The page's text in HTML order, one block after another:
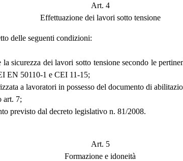
Art. 4
Effettuazione dei lavori sotto tensione
delle seguenti condizioni:
sicurezza dei lavori sotto tensione secondo le
EN 50110-1 e CEI 11-15;
a lavoratori in possesso del documento di
art. 7;
previsto dal decreto legislativo n. 81/2008.
Art. 5
Formazione e idoneità